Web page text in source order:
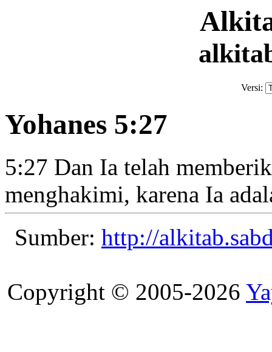
Versi:
Yohanes 5:27
5:27 Dan Ia telah
menghakimi, karena Ia
Sumber: http://
Copyright © 2005-2026